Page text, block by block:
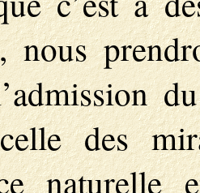
nous
des
naturelle